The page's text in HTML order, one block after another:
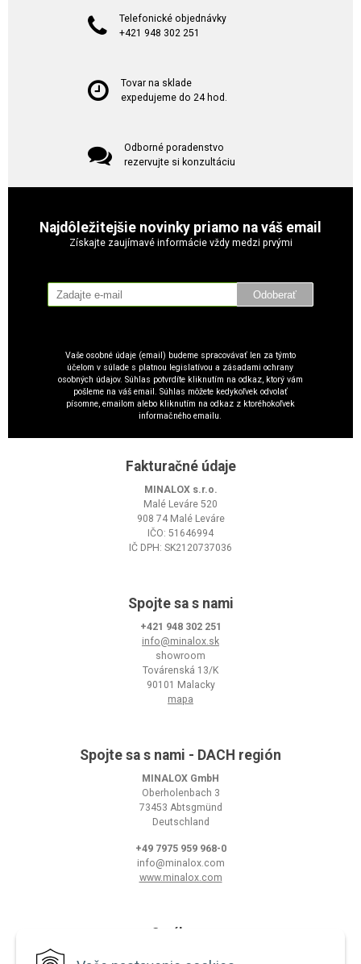
Telefonické objednávky
+421 948 302 251
Tovar na sklade
expedujeme do 24 hod.
Odborné poradenstvo
rezervujte si konzultáciu
Najdôležitejšie novinky priamo na váš email
Získajte zaujímavé informácie vždy medzi prvými
Odoberať
Vaše osobné údaje (email) budeme spracovávať len za týmto
účelom v súlade s platnou legislatívou a zásadami ochrany
osobných údajov. Súhlas potvrdíte kliknutím na odkaz, ktorý vám
pošleme na váš email. Súhlas môžete kedykoľvek odvolať
písomne, emailom alebo kliknutím na odkaz z ktoréhokoľvek
informačného emailu.
Fakturačné údaje
MINALOX s.r.o.
Malé Leváre 520
908 74 Malé Leváre
IČO: 51646994
IČ DPH: SK2120737036
Spojte sa s nami
+421 948 302 251
info@minalox.sk
showroom
Továrenská 13/K
90101 Malacky
mapa
Spojte sa s nami - DACH región
MINALOX GmbH
Oberholenbach 3
73453 Abtsgmünd
Deutschland
+49 7975 959 968-0
info@minalox.com
www.minalox.com
O nákupe